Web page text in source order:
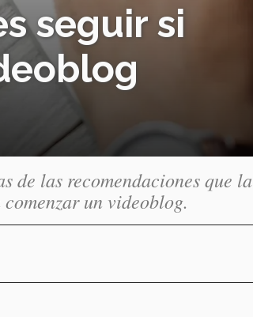
seguir si
de las recomendaciones que la
un videoblog.